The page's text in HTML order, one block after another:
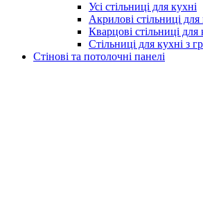
Усі стільниці для кухні
Акрилові стільниці для
Кварцові стільниці для
Стільниці для кухні з
Стінові та потолочні панелі